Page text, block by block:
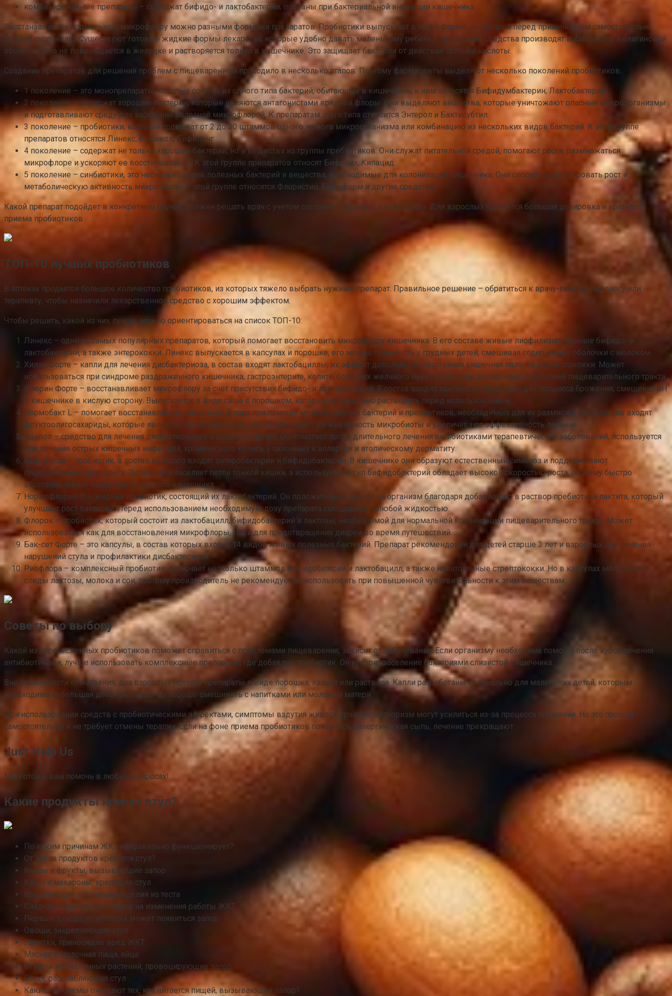
комбинированные препараты – содержат бифидо- и лактобактерии, полезны при бактериальной инфекции кишечника.
Восстанавливать нормальную микрофлору можно разными формами препаратов. Пробиотики выпускают в сухой форме, из которой перед применением самостоятельно
готовят суспензию. Существуют готовые жидкие формы лекарства, которые удобно давать маленькому ребенку. Некоторые средства производят в капсулах в желатиновой
оболочке. Она не повреждается в желудке и растворяется только в кишечнике. Это защищает бактерии от действия соляной кислоты.
Создание препаратов для решения проблем с пищеварением проходило в несколько этапов. Поэтому фармацевты выделяют несколько поколений пробиотиков:
1 поколение – это монопрепараты, которые состоят из одного типа бактерий, обитающих в кишечнике, к ним относятся Бифидумбактерин, Лактобактерин.
2 поколение – содержат хорошие бактерии, которые являются антагонистами вредной флоры. Они выделяют вещества, которые уничтожают опасные микроорганизмы
и подготавливают среду для заселения полезной микрофлорой. К препаратам этого типа относится Энтерол и Бактисубтил.
3 поколение – пробиотики, которые содержат от 2 до 30 штаммов одного живого микроорганизма или комбинацию из нескольких видов бактерий. К этой группе
препаратов относятся Линекс, Бификол, Бифилонг.
4 поколение – содержат не только хорошие бактерии, но и вещества из группы пребиотиков. Они служат питательной средой, помогают расти, размножаться
микрофлоре и ускоряют ее восстановление. К этой группе препаратов относят Бифилиз, Кипацид.
5 поколение – синбиотики, это несколько типов полезных бактерий и вещества, необходимые для колонизации кишечника. Они способны регулировать рост и
метаболическую активность микробиоты. К этой группе относятся Флористин, Бифиформ и другие средства.
Какой препарат подойдет в конкретном случае, должен решать врач с учетом состояния пациента, его возраста. Для взрослых требуется большая дозировка и кратность
приема пробиотиков.
ТОП-10 лучших пробиотиков
В аптеках продается большое количество пробиотиков, из которых тяжело выбрать нужный препарат. Правильное решение – обратиться к врачу-гастроэнтерологу или
терапевту, чтобы назначили лекарственное средство с хорошим эффектом.
Чтобы решить, какой из них лучше, можно ориентироваться на список ТОП-10:
Линекс – один из самых популярных препаратов, который помогает восстановить микрофлору кишечника. В его составе живые лиофилизированные бифидо- и
лактобактерии, а также энтерококки. Линекс выпускается в капсулах и порошке, его можно применять у грудных детей, смешивая содержимое оболочки с молоком.
Хилак Форте – капли для лечения дисбактериоза, в состав входят лактобациллы, их эффект дополняет непатогенная кишечная палочка и стрептококки. Может
использоваться при синдроме раздраженного кишечника, гастроэнтерите, колите, болезнях желчного пузыря и печени, вызванных патологией пищеварительного тракта.
Флорин Форте – восстанавливает микрофлору за счет присутствия бифидо- и лактобактерий. В состав входит лактоза, необходимая для процесса брожения, смещения рН
в кишечнике в кислую сторону. Выпускается в виде саше с порошком, который необходимо растворять перед использованием.
Нормобакт L – помогает восстанавливать кишечную флору при помощи молочнокислых бактерий и пребиотиков, необходимых для их размножения. В состав входят
фруктоолигосахариды, которые являются питательной средой, увеличивают выживаемость микробиоты и увеличивают эффективность лечения.
Аципол – средство для лечения дисбактериоза у взрослых и детей. Он помогает после длительного лечения антибиотиками терапевтических заболеваний, используется
для лечения острых кишечных инфекций, хронического колита, у склонных к аллергии и атопическому дерматиту.
Бифиформ – пробиотик, в состав которого входят энтеробактерии и бифидобактерии. В кишечнике они образуют естественный симбиоз и поддерживают
существование друг друга. Энтерококк заселяет петли тонкой кишки, а используемый тип бифидобактерий обладает высокой скоростью роста, поэтому быстро
восстанавливает микробиоту толстого кишечника.
Нормофлорин Л – жидкий пробиотик, состоящий их лактобактерий. Он положительно влияет на организм благодаря добавлению в раствор пребиотика лактита, который
улучшает рост бактерий. Перед использованием необходимую дозу препарата смешивают с любой жидкостью.
Флорок – пробиотик, который состоит из лактобацилл, бифидобактерий и лактозы, необходимой для нормальной колонизации пищеварительного тракта. Может
использоваться как для восстановления микрофлоры, так и для предотвращения диареи во время путешествий.
Бак-сет Форте – это капсулы, в состав которых входит 14 видов живых полезных бактерий. Препарат рекомендован для детей старше 3 лет и взрослых для лечения
нарушений стула и профилактики дисбактериоза.
Риофлора – комплексный пробиотик, включает несколько штаммов бифидобатерий и лактобацилл, а также непатогенные стрептококки. Но в капсулах могут быть
следы лактозы, молока и сои, поэтому производитель не рекомендует их использовать при повышенной чувствительности к этим веществам.
Советы по выбору
Какой из перечисленных пробиотиков поможет справиться с проблемами пищеварения, зависит от заболевания. Если организму необходима помощь после курса лечения
антибиотиками, лучше использовать комплексные препараты, где добавлен пребиотик. Он ускорит заселение бактериями слизистой кишечника.
Вне зависимости от названия, для взрослых походят препараты в виде порошка, капсул или раствора. Капли разработаны специально для маленьких детей, которым
необходима небольшая доза препарата. Их хорошо смешивать с напитками или молоком матери.
При использовании средств с пробиотическими эффектами, симптомы вздутия живота, урчания, метеоризм могут усилиться из-за процесса брожения. Но это проходит
самостоятельно и не требует отмены терапии. Если на фоне приема пробиотиков появилась аллергическая сыпь, лечение прекращают.
Just Help Us
Мы готовы вам помочь в любых вопросах!
Какие продукты крепят стул?
По каким причинам ЖКТ неправильно функционирует?
От каких продуктов крепится стул?
Ягоды и фрукты, вызывающие запор
Каши и макароны, крепящие стул
Вредные для организма изделия из теста
Сладкие изделия, влияющие на изменения работы ЖКТ
Первые блюда, от которых может появиться запор
Овощи, закрепляющие стул
Напитки, приносящие вред ЖКТ
Мясная и молочная пища, яйца
Отвары из различных растений, провоцирующие запор
Пища, расслабляющая стул
Какие проблемы ожидают тех, кто питается пищей, вызывающей запор?